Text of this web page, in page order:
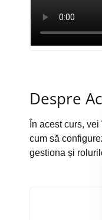
Despre
În acest curs,
cum să
gestiona și